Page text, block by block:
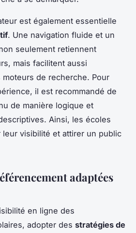
est également essentielle
. Une navigation fluide et un
seulement retiennent
mais facilitent aussi
de recherche. Pour
il est recommandé de
de manière logique et
Ainsi, les écoles
leur visibilité et attirer un public
adaptées
en ligne des
adopter des stratégies de